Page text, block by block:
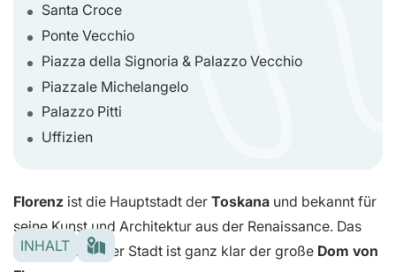
Santa Croce
Ponte Vecchio
Piazza della Signoria & Palazzo Vecchio
Piazzale Michelangelo
Palazzo Pitti
Uffizien
Florenz ist die Hauptstadt der Toskana und bekannt für
seine Kunst und Architektur aus der Renaissance. Das
Wahrzeichen der Stadt ist ganz klar der große Dom von
INHALT